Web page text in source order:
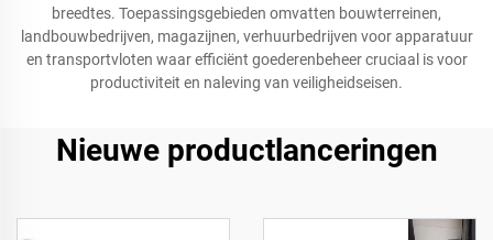
breedtes. Toepassingsgebieden omvatten bouwterreinen,
landbouwbedrijven, magazijnen, verhuurbedrijven voor apparatuur
en transportvloten waar efficiënt goederenbeheer cruciaal is voor
productiviteit en naleving van veiligheidseisen.
Nieuwe productlanceringen